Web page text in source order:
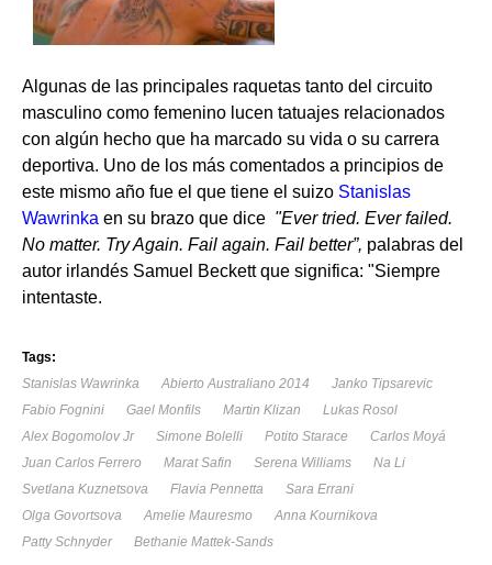
Algunas de las principales raquetas tanto del circuito
masculino como femenino lucen tatuajes relacionados
con algún hecho que ha marcado su vida o su carrera
deportiva. Uno de los más comentados a principios de
este mismo año fue el que tiene el suizo Stanislas
Wawrinka en su brazo que dice "Ever tried. Ever failed.
No matter. Try Again. Fail again. Fail better”, palabras del
autor irlandés Samuel Beckett que significa: "Siempre
intentaste.
Tags:
Stanislas Wawrinka
Abierto Australiano 2014
Janko Tipsarevic
Fabio Fognini
Gael Monfils Martin Klizan
Lukas Rosol
Alex Bogomolov Jr
Simone Bolelli Potito Starace
Carlos Moyá
Juan Carlos Ferrero
Marat Safin Serena Williams
Na Li
Svetlana Kuznetsova
Flavia Pennetta
Sara Errani
Olga Govortsova
Amelie Mauresmo
Anna Kournikova
Patty Schnyder
Bethanie Mattek-Sands